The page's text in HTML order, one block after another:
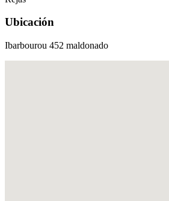
Ubicación
Ibarbourou 452 maldonado